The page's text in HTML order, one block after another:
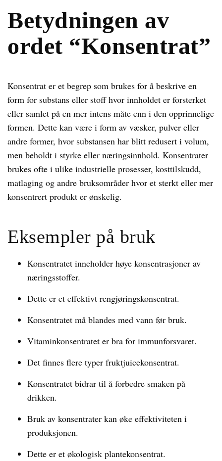
Betydningen av
ordet “Konsentrat”
Konsentrat er et begrep som brukes for å beskrive en
form for substans eller stoff hvor innholdet er forsterket
eller samlet på en mer intens måte enn i den opprinnelige
formen. Dette kan være i form av væsker, pulver eller
andre former, hvor substansen har blitt redusert i volum,
men beholdt i styrke eller næringsinnhold. Konsentrater
brukes ofte i ulike industrielle prosesser, kosttilskudd,
matlaging og andre bruksområder hvor et sterkt eller mer
konsentrert produkt er ønskelig.
Eksempler på bruk
Konsentratet inneholder høye konsentrasjoner av
næringsstoffer.
Dette er et effektivt rengjøringskonsentrat.
Konsentratet må blandes med vann før bruk.
Vitaminkonsentratet er bra for immunforsvaret.
Det finnes flere typer fruktjuicekonsentrat.
Konsentratet bidrar til å forbedre smaken på
drikken.
Bruk av konsentrater kan øke effektiviteten i
produksjonen.
Dette er et økologisk plantekonsentrat.